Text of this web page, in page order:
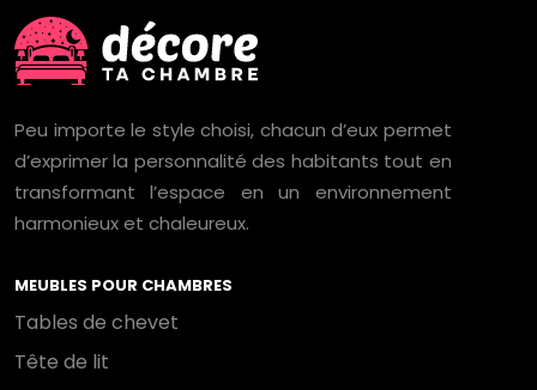
Peu importe le style choisi, chacun d’eux permet
d’exprimer la personnalité des habitants tout en
transformant l’espace en un environnement
harmonieux et chaleureux.
MEUBLES POUR CHAMBRES
Tables de chevet
Tête de lit